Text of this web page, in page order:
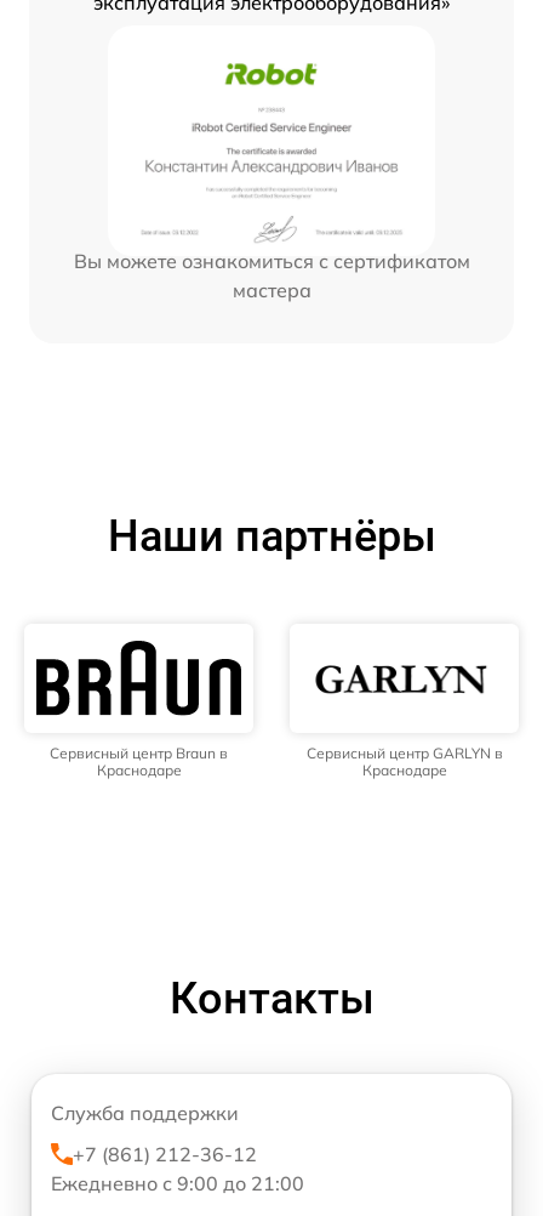
Вы можете ознакомиться с сертификатом
мастера
Наши партнёры
Сервисный центр Braun в
Краснодаре
Сервисный центр GARLYN в
Краснодаре
Контакты
Служба поддержки
+7 (861) 212-36-12
Ежедневно с 9:00 до 21:00